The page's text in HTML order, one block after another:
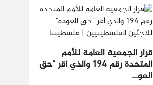
قرار الجمعية العامة للأمم
المتحدة رقم 194 والذي أقر "حق
العو...